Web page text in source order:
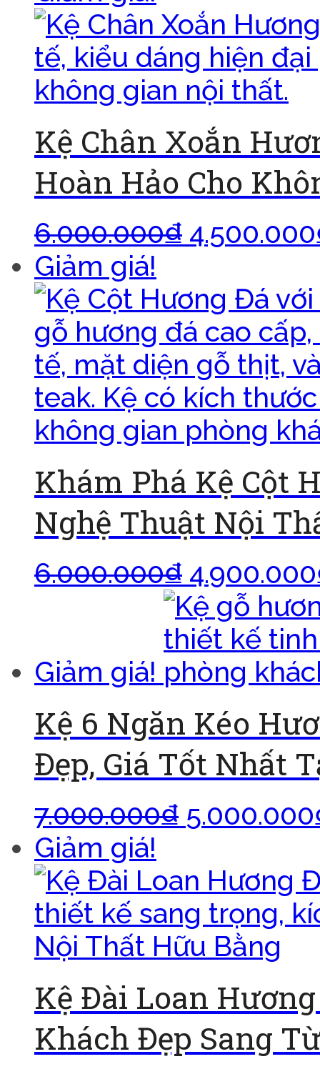
Kệ Chân Xoắn
Hoàn Hảo Cho
6.000.000₫ 4.500.000
Giảm giá!
Khám Phá Kệ Cột
Nghệ Thuật Nội
6.000.000₫ 4.900.000
Giảm giá!
Kệ 6 Ngăn Kéo
Đẹp, Giá Tốt Nhất
7.000.000₫ 5.000.000
Giảm giá!
Kệ Đài Loan
Khách Đẹp Sang